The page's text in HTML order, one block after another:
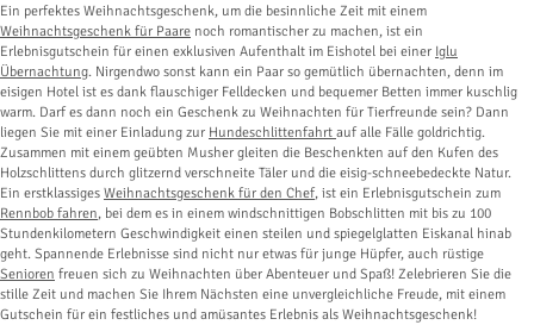
Ein perfektes Weihnachtsgeschenk, um die besinnliche Zeit mit einem
Weihnachtsgeschenk für Paare noch romantischer zu machen, ist ein
Erlebnisgutschein für einen exklusiven Aufenthalt im Eishotel bei einer Iglu
Übernachtung. Nirgendwo sonst kann ein Paar so gemütlich übernachten, denn im
eisigen Hotel ist es dank flauschiger Felldecken und bequemer Betten immer kuschlig
warm. Darf es dann noch ein Geschenk zu Weihnachten für Tierfreunde sein? Dann
liegen Sie mit einer Einladung zur Hundeschlittenfahrt auf alle Fälle goldrichtig.
Zusammen mit einem geübten Musher gleiten die Beschenkten auf den Kufen des
Holzschlittens durch glitzernd verschneite Täler und die eisig-schneebedeckte Natur.
Ein erstklassiges Weihnachtsgeschenk für den Chef, ist ein Erlebnisgutschein zum
Rennbob fahren, bei dem es in einem windschnittigen Bobschlitten mit bis zu 100
Stundenkilometern Geschwindigkeit einen steilen und spiegelglatten Eiskanal hinab
geht. Spannende Erlebnisse sind nicht nur etwas für junge Hüpfer, auch rüstige
Senioren freuen sich zu Weihnachten über Abenteuer und Spaß! Zelebrieren Sie die
stille Zeit und machen Sie Ihrem Nächsten eine unvergleichliche Freude, mit einem
Gutschein für ein festliches und amüsantes Erlebnis als Weihnachtsgeschenk!